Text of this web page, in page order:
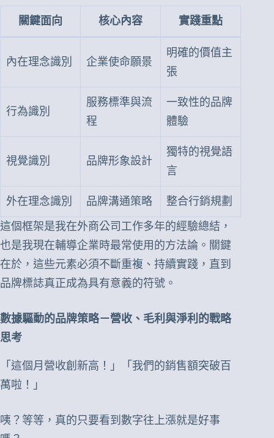
關鍵面向 核心內容 實踐重點
內在理念識別 企業使命願景
明確的價值主
張
行為識別
服務標準與流
程
一致性的品牌
體驗
視覺識別 品牌形象設計
獨特的視覺語
言
外在理念識別 品牌溝通策略 整合行銷規劃
這個框架是我在外商公司工作多年的經驗總結，
也是我現在輔導企業時最常使用的方法論。關鍵
在於，這些元素必須不斷重複、持續實踐，直到
品牌標誌真正成為具有意義的符號。
數據驅動的品牌策略－營收、毛利與淨利的戰略
思考
「這個月營收創新高！」「我們的銷售額突破百
萬啦！」
咦？等等，真的只要看到數字往上漲就是好事